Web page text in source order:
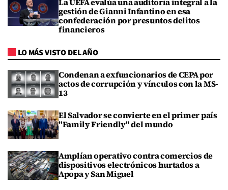
gestión de Gianni Infantino en esa
confederación por presuntos delitos
financieros
LO MÁS VISTO DEL AÑO
Condenan a exfuncionarios de CEPA por
actos de corrupción y vínculos con la MS-
13
El Salvador se convierte en el primer país
"Family Friendly" del mundo
Amplían operativo contra comercios de
dispositivos electrónicos hurtados a
Apopa y San Miguel